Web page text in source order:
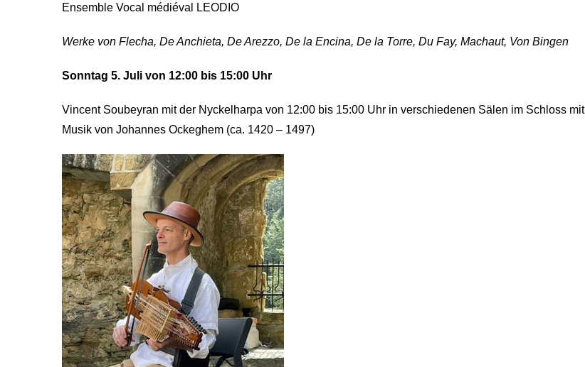
Ensemble Vocal médiéval LEODIO
Werke von Flecha, De Anchieta, De Arezzo, De la Encina, De la Torre, Du Fay, Machaut, Von Bingen
Sonntag 5. Juli von 12:00 bis 15:00 Uhr
Vincent Soubeyran mit der Nyckelharpa von 12:00 bis 15:00 Uhr in verschiedenen Sälen im Schloss mit
Musik von Johannes Ockeghem (ca. 1420 – 1497)